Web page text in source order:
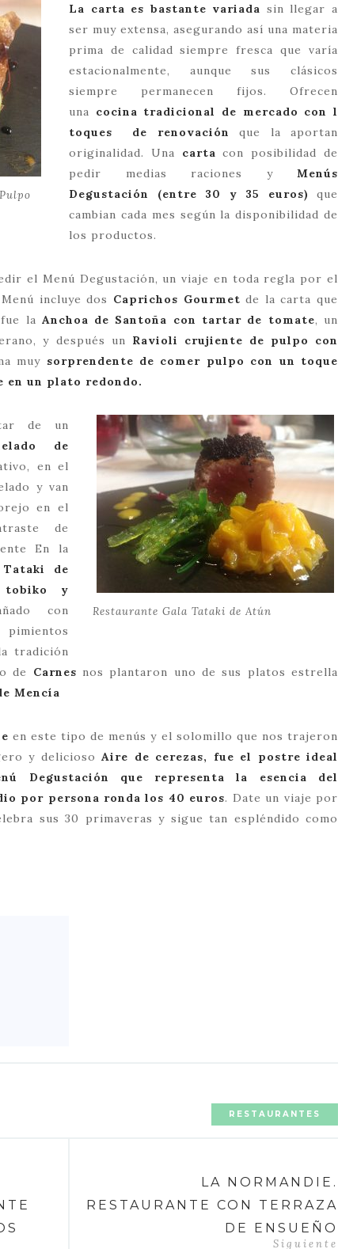
La carta es bastante variada sin llegar a
ser muy extensa, asegurando así una materia
prima de calidad siempre fresca que varía
estacionalmente, aunque sus clásicos
siempre permanecen fijos. Ofrecen
una cocina tradicional de mercado con l
toques de renovación que la aportan
originalidad. Una carta con posibilidad de
pedir medias raciones y Menús
Degustación (entre 30 y 35 euros) que
cambian cada mes según la disponibilidad de
los productos.
el Menú Degustación, un viaje en toda regla por el
incluye dos Caprichos Gourmet de la carta que
la Anchoa de Santoña con tartar de tomate, un
y después un Ravioli crujiente de pulpo con
muy sorprendente de comer pulpo con un toque
en un plato redondo.
Restaurante Gala Tataki de Atún
de un
de
en el
y van
en el
de
En la
Tataki de
tobiko y
con
pimientos
tradición
de Carnes nos plantaron uno de sus platos estrella
Mencía
en este tipo de menús y el solomillo que nos trajeron
y deliciosoAire de cerezas, fue el postre ideal
Degustación que representa la esencia del
por persona ronda los 40 euros. Date un viaje por
sus 30 primaveras y sigue tan espléndido como
RESTAURANTES
LA NORMANDIE.
RESTAURANTE CON TERRAZA
DE ENSUEÑO
Siguiente